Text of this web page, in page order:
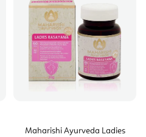
Maharishi Ayurveda Ladies